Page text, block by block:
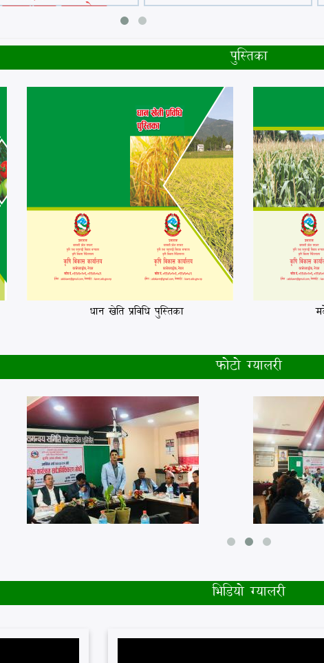
व्यवस्थापन सफ्टवेयर
पुस्तिका
धान खेति प्रविधि पुस्तिका
फोटो ग्यालरी
भिडियो ग्यालरी